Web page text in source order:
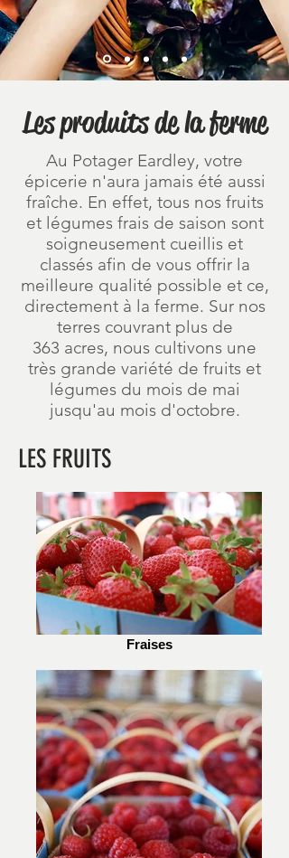
Les produits de la ferme
Au Potager Eardley, votre
épicerie n'aura jamais été aussi
fraîche. En effet, tous nos fruits
et légumes frais de saison sont
soigneusement cueillis et
classés afin de vous offrir la
meilleure qualité possible et ce,
directement à la ferme. Sur nos
terres couvrant plus de
363 acres, nous cultivons une
très grande variété de fruits et
légumes du mois de mai
jusqu'au mois d'octobre.
LES FRUITS
Fraises